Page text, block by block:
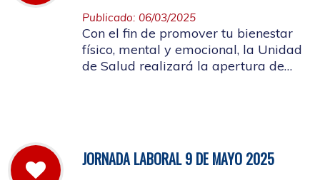
Publicado: 06/03/2025
Con el fin de promover tu bienestar
físico, mental y emocional, la Unidad
de Salud realizará la apertura de
JORNADA LABORAL 9 DE MAYO 2025